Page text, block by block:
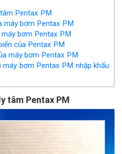
Pentax PM
máy bơm Pentax PM
bơm Pentax PM
của Pentax PM
máy bơm Pentax PM
bơm Pentax PM nhập khẩu
tâm Pentax PM